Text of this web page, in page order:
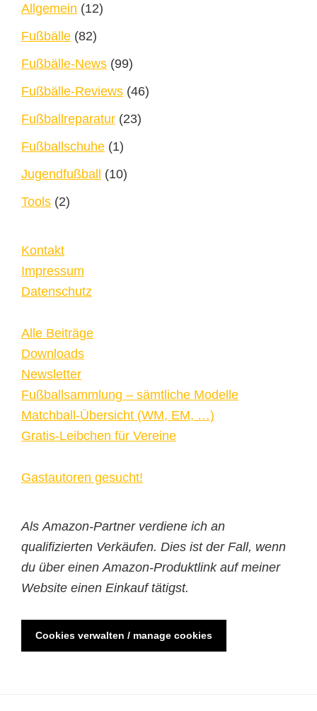
Allgemein (12)
Fußbälle (82)
Fußbälle-News (99)
Fußbälle-Reviews (46)
Fußballreparatur (23)
Fußballschuhe (1)
Jugendfußball (10)
Tools (2)
Kontakt
Impressum
Datenschutz
Alle Beiträge
Downloads
Newsletter
Fußballsammlung – sämtliche Modelle
Matchball-Übersicht (WM, EM, …)
Gratis-Leibchen für Vereine
Gastautoren gesucht!
Als Amazon-Partner verdiene ich an
qualifizierten Verkäufen. Dies ist der Fall, wenn
du über einen Amazon-Produktlink auf meiner
Website einen Einkauf tätigst.
Cookies verwalten / manage cookies